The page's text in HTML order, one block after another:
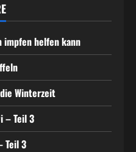
impfen helfen kann
Winterzeit
– Teil 3
Teil 3